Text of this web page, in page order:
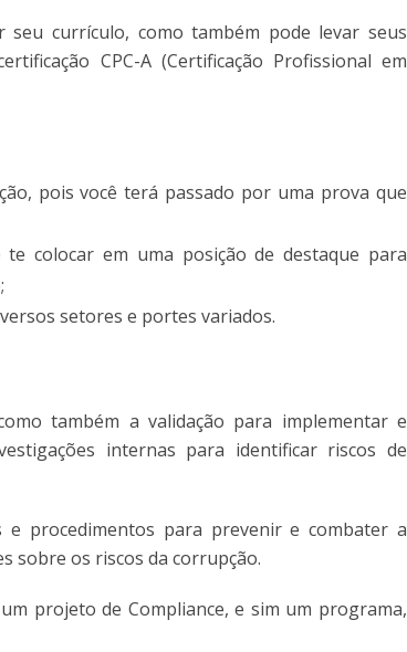
currículo, como também pode levar seus
CPC-A (Certificação Profissional em
pois você terá passado por uma prova que
colocar em uma posição de destaque para
setores e portes variados.
também a validação para implementar e
internas para identificar riscos de
e procedimentos para prevenir e combater a
sobre os riscos da corrupção.
projeto de Compliance, e sim um programa,